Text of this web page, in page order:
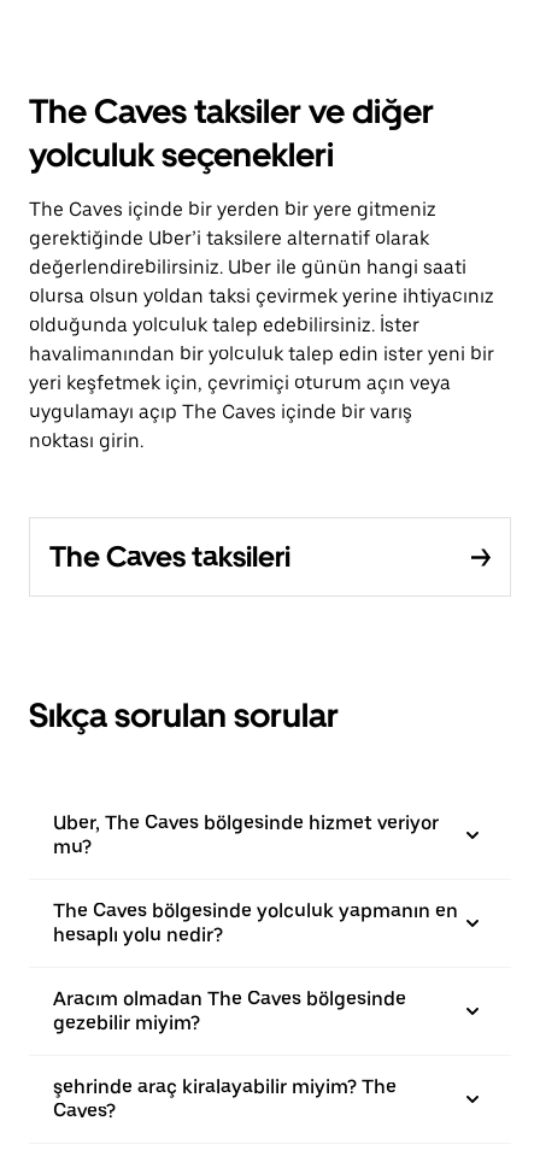
The Caves taksiler ve diğer
yolculuk seçenekleri
The Caves içinde bir yerden bir yere gitmeniz
gerektiğinde Uber’i taksilere alternatif olarak
değerlendirebilirsiniz. Uber ile günün hangi saati
olursa olsun yoldan taksi çevirmek yerine ihtiyacınız
olduğunda yolculuk talep edebilirsiniz. İster
havalimanından bir yolculuk talep edin ister yeni bir
yeri keşfetmek için, çevrimiçi oturum açın veya
uygulamayı açıp The Caves içinde bir varış
noktası girin.
The Caves taksileri
Sıkça sorulan sorular
Uber, The Caves bölgesinde hizmet veriyor
mu?
The Caves bölgesinde yolculuk yapmanın en
hesaplı yolu nedir?
Aracım olmadan The Caves bölgesinde
gezebilir miyim?
şehrinde araç kiralayabilir miyim? The
Caves?